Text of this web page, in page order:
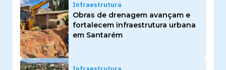
Infraestrutura
Obras de drenagem avançam e
fortalecem infraestrutura urbana
em Santarém